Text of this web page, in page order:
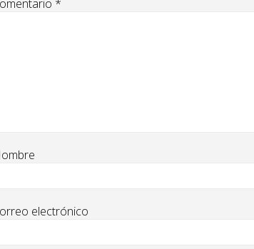
*
electrónico